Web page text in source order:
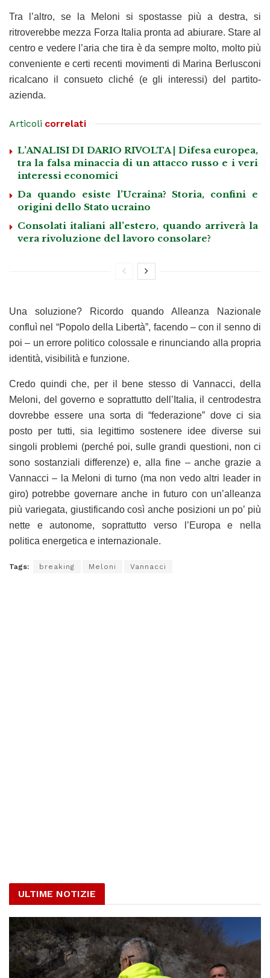
Tra l’altro, se la Meloni si spostasse più a destra, si
ritroverebbe mezza Forza Italia pronta ad abiurare. Stare al
centro e vedere l’aria che tira è da sempre molto, molto più
conveniente e certi recenti movimenti di Marina Berlusconi
ricalcano il consueto cliché (e gli interessi) del partito-
azienda.
Articoli correlati
L’ANALISI DI DARIO RIVOLTA | Difesa europea,
tra la falsa minaccia di un attacco russo e i veri
interessi economici
Da quando esiste l’Ucraina? Storia, confini e
origini dello Stato ucraino
Consolati italiani all’estero, quando arriverà la
vera rivoluzione del lavoro consolare?
Una soluzione? Ricordo quando Alleanza Nazionale
confluì nel “Popolo della Libertà”, facendo – con il senno di
poi – un errore politico colossale e rinunciando alla propria
identità, visibilità e funzione.
Credo quindi che, per il bene stesso di Vannacci, della
Meloni, del governo e soprattutto dell’Italia, il centrodestra
dovrebbe essere una sorta di “federazione” dove ci sia
posto per tutti, sia legittimo sostenere idee diverse sui
singoli problemi (perché poi, sulle grandi questioni, non ci
sono sostanziali differenze) e, alla fine – anche grazie a
Vannacci – la Meloni di turno (ma non vedo altri leader in
giro) potrebbe governare anche in futuro con un’alleanza
più variegata, giustificando così anche posizioni un po’ più
nette e autonome, soprattutto verso l’Europa e nella
politica energetica e internazionale.
Tags: breaking Meloni Vannacci
ULTIME NOTIZIE